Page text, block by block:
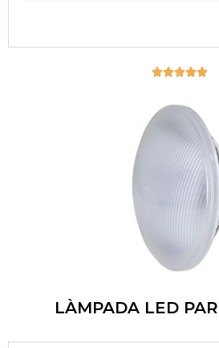

LÀMPADA LED